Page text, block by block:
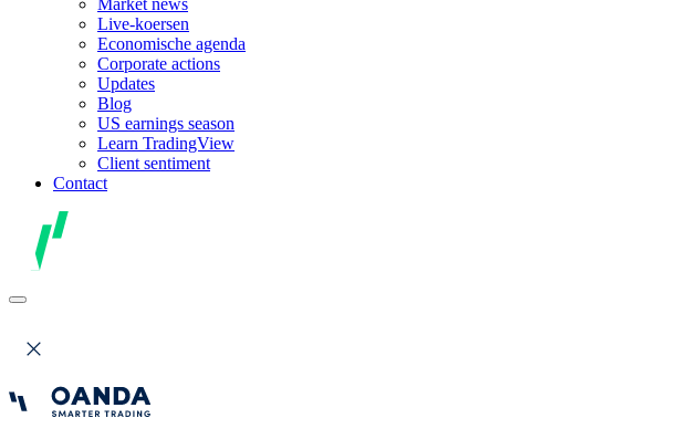
Live-koersen
Economische agenda
Corporate actions
Updates
Blog
US earnings season
Learn TradingView
Client sentiment
Contact